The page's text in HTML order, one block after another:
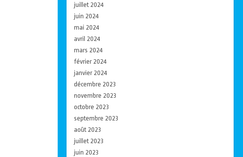
juillet 2024
juin 2024
mai 2024
avril 2024
mars 2024
février 2024
janvier 2024
décembre 2023
novembre 2023
octobre 2023
septembre 2023
août 2023
juillet 2023
juin 2023